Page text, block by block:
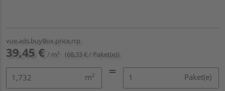
vue.ads.buyBox.price.rrp
39,45 € / m² (68,33 € / Paket(e))
m² Paket(e)